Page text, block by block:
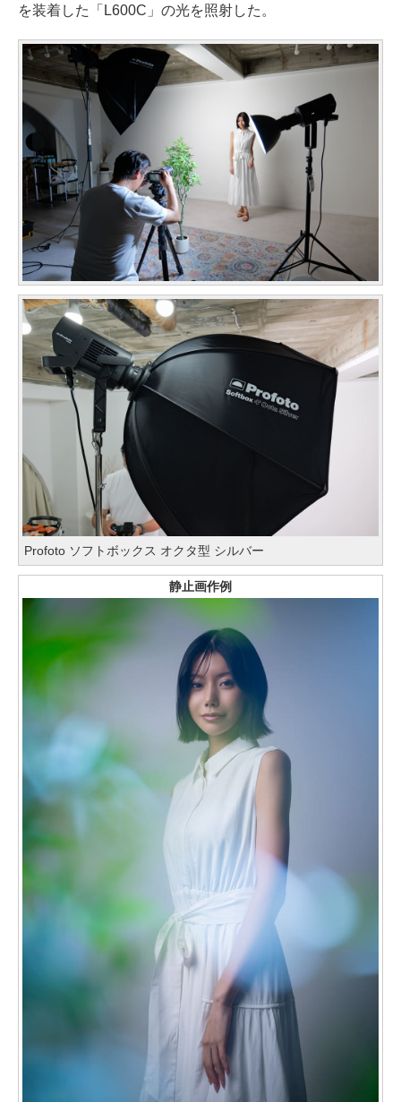
を装着した「L600C」の光を照射した。
Profoto ソフトボックス オクタ型 シルバー
静止画作例